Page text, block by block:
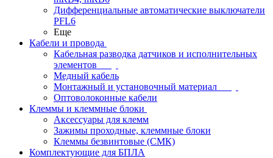
Дифференциальные автоматические выключатели
PFL6
Еще
Кабели и провода
Кабельная разводка датчиков и исполнительных
элементов
Медный кабель
Монтажный и установочный материал
Оптоволоконные кабели
Клеммы и клеммные блоки
Аксессуары для клемм
Зажимы проходные, клеммные блоки
Клеммы безвинтовые (СМК)
Комплектующие для БПЛА